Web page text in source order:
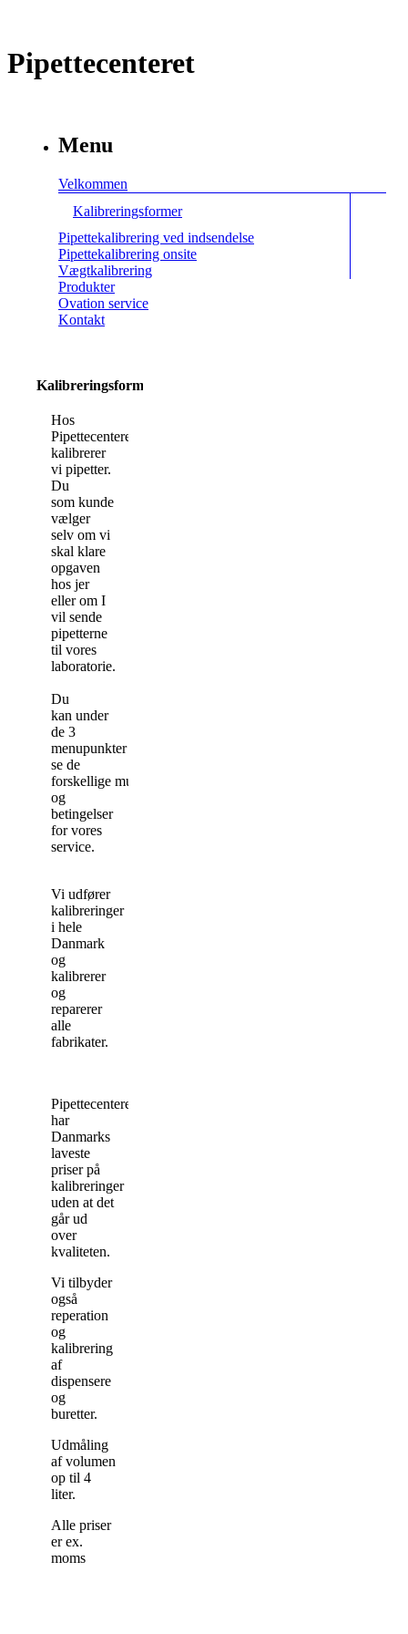
Pipettecenteret
Menu
Velkommen
Kalibreringsformer
Pipettekalibrering ved indsendelse
Pipettekalibrering onsite
Vægtkalibrering
Produkter
Ovation service
Kontakt
Kalibreringsformer
Hos
Pipettecenteret
kalibrerer
vi pipetter.
Du
som kunde
vælger
selv om vi
skal klare
opgaven
hos jer
eller om I
vil sende
pipetterne
til vores
laboratorie.
Du
kan under
de 3
menupunkter
se de
forskellige muligheder
og
betingelser
for vores
service.
Vi udfører
kalibreringer
i hele
Danmark
og
kalibrerer
og
reparerer
alle
fabrikater.
Pipettecenteret
har
Danmarks
laveste
priser på
kalibreringer
uden at det
går ud
over
kvaliteten.
Vi tilbyder
også
reperation
og
kalibrering
af
dispensere
og
buretter.
Udmåling
af volumen
op til 4
liter.
Alle priser
er ex.
moms